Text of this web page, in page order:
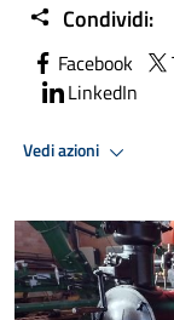
Condividi:
Facebook
LinkedIn
Vedi azioni